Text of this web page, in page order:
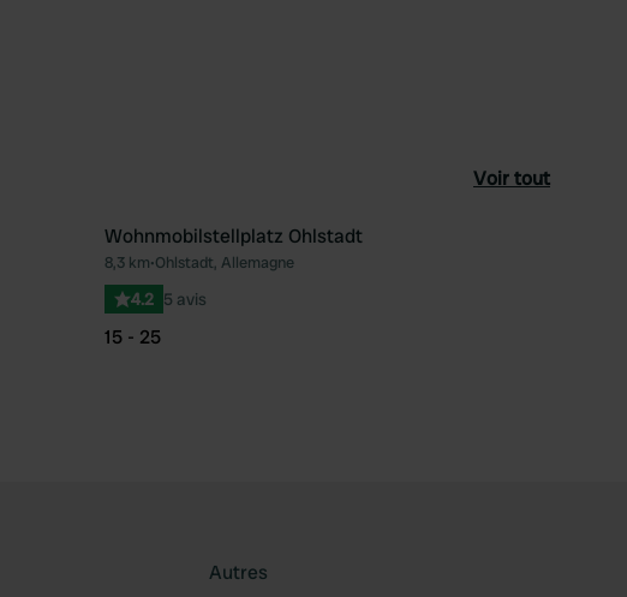
Voir tout
Préféré
Wohnmobilstellplatz Ohlstadt
8,3 km•Ohlstadt, Allemagne
4.2 5 avis
15 - 25
Autres